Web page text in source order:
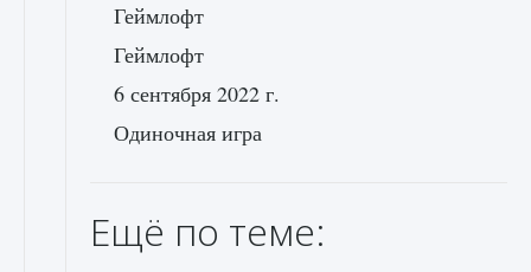
Геймлофт
Геймлофт
6 сентября 2022 г.
Одиночная игра
Ещё по теме: